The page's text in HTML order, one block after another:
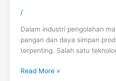
/
Dalam industri pengolahan
pangan dan daya simpan
terpenting. Salah satu
Read More »